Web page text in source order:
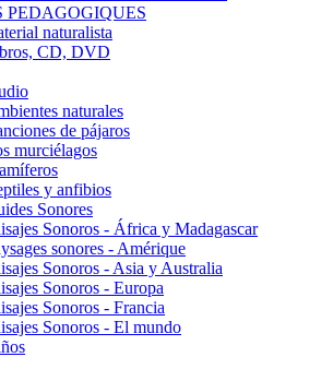
PEDAGOGIQUES
naturalista
CD, DVD
naturales
de pájaros
murciélagos
y anfibios
Sonores
Sonoros - África y Madagascar
sonores - Amérique
Sonoros - Asia y Australia
Sonoros - Europa
Sonoros - Francia
Sonoros - El mundo